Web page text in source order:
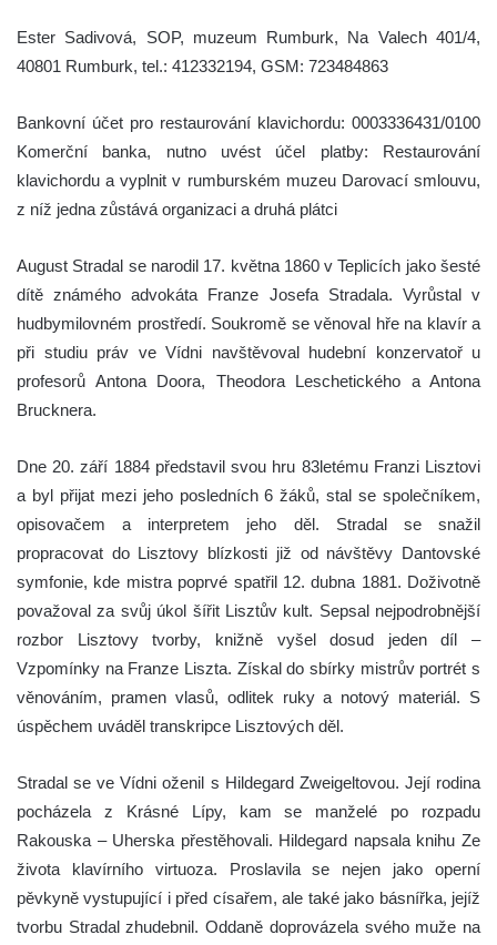
Ester Sadivová, SOP, muzeum Rumburk, Na Valech 401/4,
40801 Rumburk, tel.: 412332194, GSM: 723484863
Bankovní účet pro restaurování klavichordu: 0003336431/0100
Komerční banka, nutno uvést účel platby: Restaurování
klavichordu a vyplnit v rumburském muzeu Darovací smlouvu,
z níž jedna zůstává organizaci a druhá plátci
August Stradal se narodil 17. května 1860 v Teplicích jako šesté
dítě známého advokáta Franze Josefa Stradala. Vyrůstal v
hudbymilovném prostředí. Soukromě se věnoval hře na klavír a
při studiu práv ve Vídni navštěvoval hudební konzervatoř u
profesorů Antona Doora, Theodora Leschetického a Antona
Brucknera.
Dne 20. září 1884 představil svou hru 83letému Franzi Lisztovi
a byl přijat mezi jeho posledních 6 žáků, stal se společníkem,
opisovačem a interpretem jeho děl. Stradal se snažil
propracovat do Lisztovy blízkosti již od návštěvy Dantovské
symfonie, kde mistra poprvé spatřil 12. dubna 1881. Doživotně
považoval za svůj úkol šířit Lisztův kult. Sepsal nejpodrobnější
rozbor Lisztovy tvorby, knižně vyšel dosud jeden díl –
Vzpomínky na Franze Liszta. Získal do sbírky mistrův portrét s
věnováním, pramen vlasů, odlitek ruky a notový materiál. S
úspěchem uváděl transkripce Lisztových děl.
Stradal se ve Vídni oženil s Hildegard Zweigeltovou. Její rodina
pocházela z Krásné Lípy, kam se manželé po rozpadu
Rakouska – Uherska přestěhovali. Hildegard napsala knihu Ze
života klavírního virtuoza. Proslavila se nejen jako operní
pěvkyně vystupující i před císařem, ale také jako básnířka, jejíž
tvorbu Stradal zhudebnil. Oddaně doprovázela svého muže na